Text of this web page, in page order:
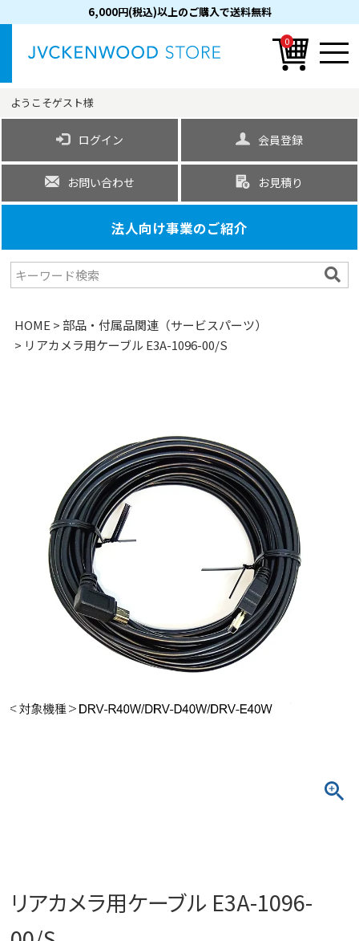
6,000円(税込)以上のご購入で送料無料
0
ようこそゲスト様
ログイン 会員登録
お問い合わせ お見積り
法人向け事業のご紹介
HOME
部品・付属品関連（サービスパーツ）
リアカメラ用ケーブル E3A-1096-00/S
リアカメラ用ケーブル E3A-1096-